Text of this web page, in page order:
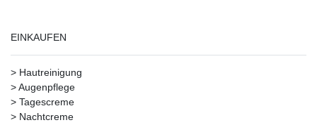
EINKAUFEN
> Hautreinigung
>Augenpflege
> Tagescreme
> Nachtcreme